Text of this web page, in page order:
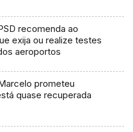
recomenda ao
exija ou realize testes
aeroportos
prometeu
quase recuperada